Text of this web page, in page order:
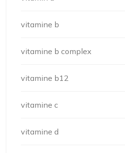
vitamine b
vitamine b complex
vitamine b12
vitamine c
vitamine d